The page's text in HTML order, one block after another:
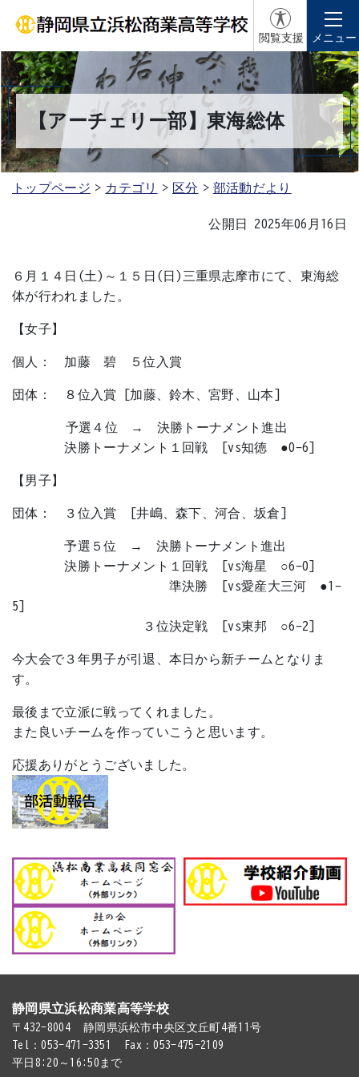
閲覧支援 メニュー
【アーチェリー部】東海総体
トップページ カテゴリ 区分 部活動だより
公開日 2025年06月16日
６月１４日(土)～１５日(日)三重県志摩市にて、東海総
体が行われました。
【女子】
個人： 加藤 碧 ５位入賞
団体： ８位入賞 [加藤、鈴木、宮野、山本]
予選４位 → 決勝トーナメント進出
決勝トーナメント１回戦 [vs知徳 ●0-6]
【男子】
団体： ３位入賞 [井嶋、森下、河合、坂倉]
予選５位 → 決勝トーナメント進出
決勝トーナメント１回戦 [vs海星 ○6-0]
準決勝 [vs愛産大三河 ●1-
5]
３位決定戦 [vs東邦 ○6-2]
今大会で３年男子が引退、本日から新チームとなりま
す。
最後まで立派に戦ってくれました。
また良いチームを作っていこうと思います。
応援ありがとうございました。
静岡県立浜松商業高等学校
〒432-8004
静岡県浜松市中央区文丘町4番11号
Tel：053-471-3351
Fax：053-475-2109
平日8:20～16:50まで